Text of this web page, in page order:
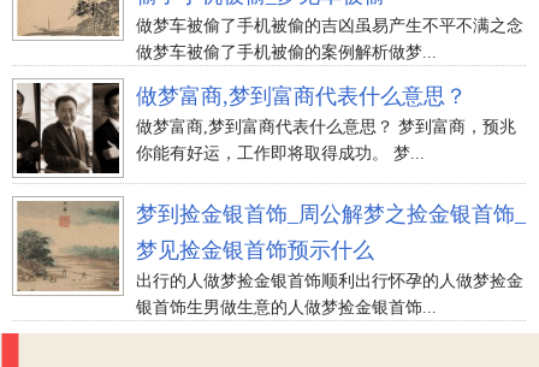
做梦车被偷了手机被偷的吉凶虽易产生不平不满之念
做梦车被偷了手机被偷的案例解析做梦...
做梦富商,梦到富商代表什么意思？
做梦富商,梦到富商代表什么意思？ 梦到富商，预兆
你能有好运，工作即将取得成功。 梦...
梦到捡金银首饰_周公解梦之捡金银首饰_
梦见捡金银首饰预示什么
出行的人做梦捡金银首饰顺利出行怀孕的人做梦捡金
银首饰生男做生意的人做梦捡金银首饰...